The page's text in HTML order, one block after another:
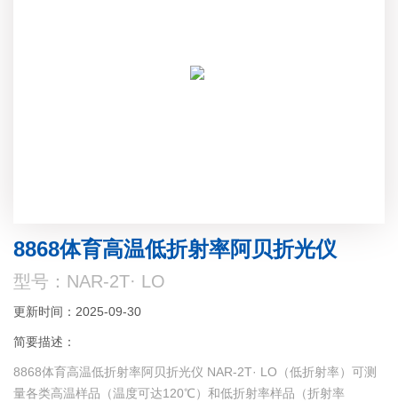
8868体育高温低折射率阿贝折光仪
型号：NAR-2T· LO
更新时间：2025-09-30
简要描述：
8868体育高温低折射率阿贝折光仪 NAR-2T· LO（低折射率）可测
量各类高温样品（温度可达120℃）和低折射率样品（折射率